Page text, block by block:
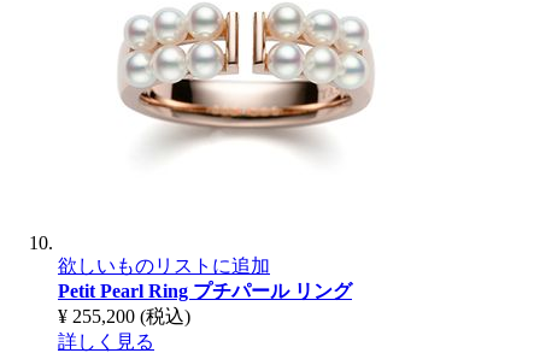
欲しいものリストに追加
Petit Pearl Ring プチパール リング
¥ 255,200 (税込)
詳しく見る